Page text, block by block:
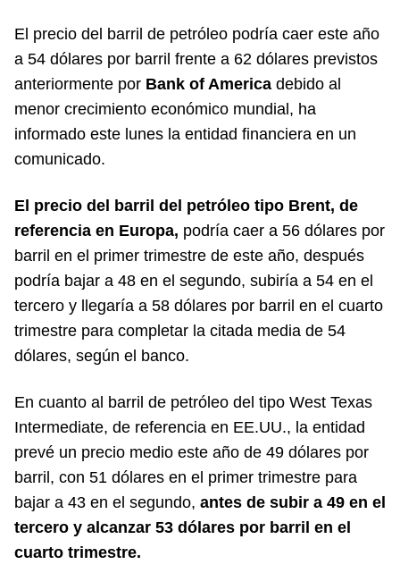
El precio del barril de petróleo podría caer este año
a 54 dólares por barril frente a 62 dólares previstos
anteriormente por Bank of America debido al
menor crecimiento económico mundial, ha
informado este lunes la entidad financiera en un
comunicado.
El precio del barril del petróleo tipo Brent, de
referencia en Europa, podría caer a 56 dólares por
barril en el primer trimestre de este año, después
podría bajar a 48 en el segundo, subiría a 54 en el
tercero y llegaría a 58 dólares por barril en el cuarto
trimestre para completar la citada media de 54
dólares, según el banco.
En cuanto al barril de petróleo del tipo West Texas
Intermediate, de referencia en EE.UU., la entidad
prevé un precio medio este año de 49 dólares por
barril, con 51 dólares en el primer trimestre para
bajar a 43 en el segundo, antes de subir a 49 en el
tercero y alcanzar 53 dólares por barril en el
cuarto trimestre.